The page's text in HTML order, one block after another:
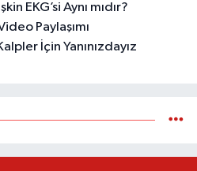
EKG’si Aynı mıdır?
Paylaşımı
İçin Yanınızdayız